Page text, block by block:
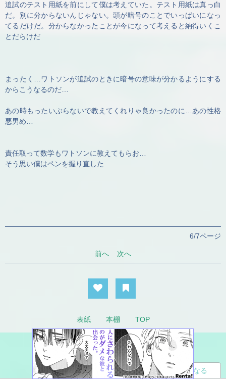
追試のテスト用紙を前にして僕は考えていた。テスト用紙は真っ白
だ。別に分からないんじゃない。頭が暗号のことでいっぱいになっ
てるだけだ。分からなかったことが今になって考えると納得いくこ
とだらけだ
まったく…ワトソンが追試のときに暗号の意味が分かるようにする
からこうなるのだ…
あの時もったいぶらないで教えてくれりゃ良かったのに…あの性格
悪男め…
責任取って数学もワトソンに教えてもらお…
そう思い僕はペンを握り直した
6/7ページ
前へ 次へ
表紙 本棚 TOP
読者になる